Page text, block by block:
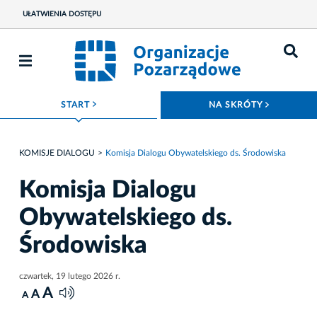
UŁATWIENIA DOSTĘPU
START ROZWIŃ MENU NA SKRÓTY
KOMISJE DIALOGU Komisja Dialogu Obywatelskiego ds. Środowiska
Komisja Dialogu
Obywatelskiego ds.
Środowiska
czwartek, 19 lutego 2026 r.
A A A